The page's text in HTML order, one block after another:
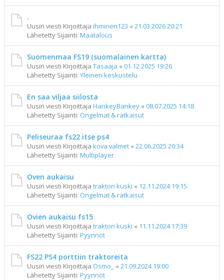
.
Uusin viesti Kirjoittaja ihminen123 « 21.03.2026 20:21
Lähetetty Sijainti: Maatalous
Suomenmaa FS19 (suomalainen kartta)
Uusin viesti Kirjoittaja Tasaaja « 01.12.2025 19:26
Lähetetty Sijainti: Yleinen keskustelu
En saa viljaa siilosta
Uusin viesti Kirjoittaja HankeyBankey « 08.07.2025 14:18
Lähetetty Sijainti: Ongelmat & ratkaisut
Peliseuraa fs22 itse ps4
Uusin viesti Kirjoittaja kova valmet « 22.06.2025 20:34
Lähetetty Sijainti: Multiplayer
Oven aukaisu
Uusin viesti Kirjoittaja traktori kuski « 12.11.2024 19:15
Lähetetty Sijainti: Ongelmat & ratkaisut
Ovien aukaisu fs15
Uusin viesti Kirjoittaja traktori kuski « 11.11.2024 17:39
Lähetetty Sijainti: Pyynnöt
FS22 PS4 porttiin traktoreita
Uusin viesti Kirjoittaja Osmo_ « 21.09.2024 19:00
Lähetetty Sijainti: Pyynnöt